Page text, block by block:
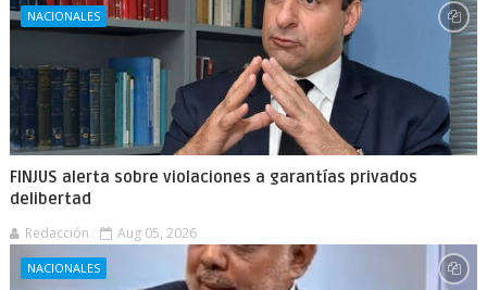
NACIONALES
FINJUS alerta sobre violaciones a garantías privados
delibertad
Redacción Aug 05, 2026
NACIONALES